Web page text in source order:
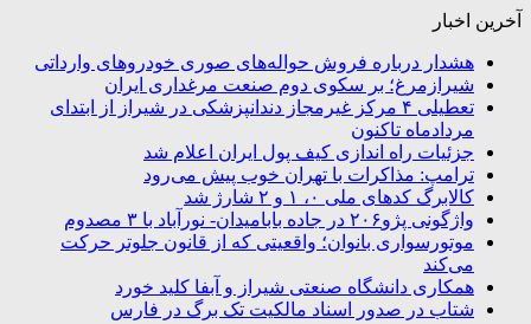
آخرین اخبار
هشدار درباره فروش حواله‌های صوری خودروهای وارداتی
شیرازمرغ؛ بر سکوی دوم صنعت مرغداری ایران
تعطیلی ۴ مرکز غیرمجاز دندانپزشکی در شیراز از ابتدای
مردادماه تاکنون
جزئیات راه اندازی کیف پول ایران اعلام شد
ترامپ: مذاکرات با تهران خوب پیش می‌رود
کالابرگ کدهای ملی ۰، ۱ و ۲ شارژ شد
واژگونی پژو۲۰۶ در جاده بابامیدان- نورآباد با ۳ مصدوم
موتورسواری بانوان؛ واقعیتی که از قانون جلوتر حرکت
می‌کند
همکاری دانشگاه صنعتی شیراز و آبفا کلید خورد
شتاب در صدور اسناد مالکیت تک برگ در فارس